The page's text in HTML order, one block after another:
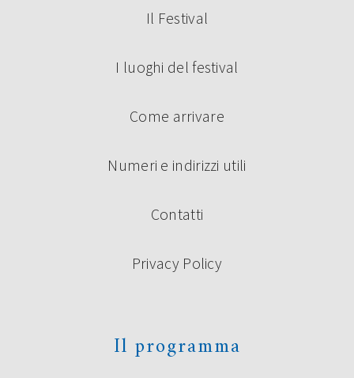
Il Festival
I luoghi del festival
Come arrivare
Numeri e indirizzi utili
Contatti
Privacy Policy
Il programma